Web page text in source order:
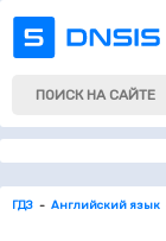
ГДЗ Английский язык